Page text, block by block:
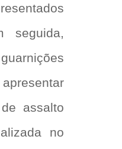
seguida,
assalto
no